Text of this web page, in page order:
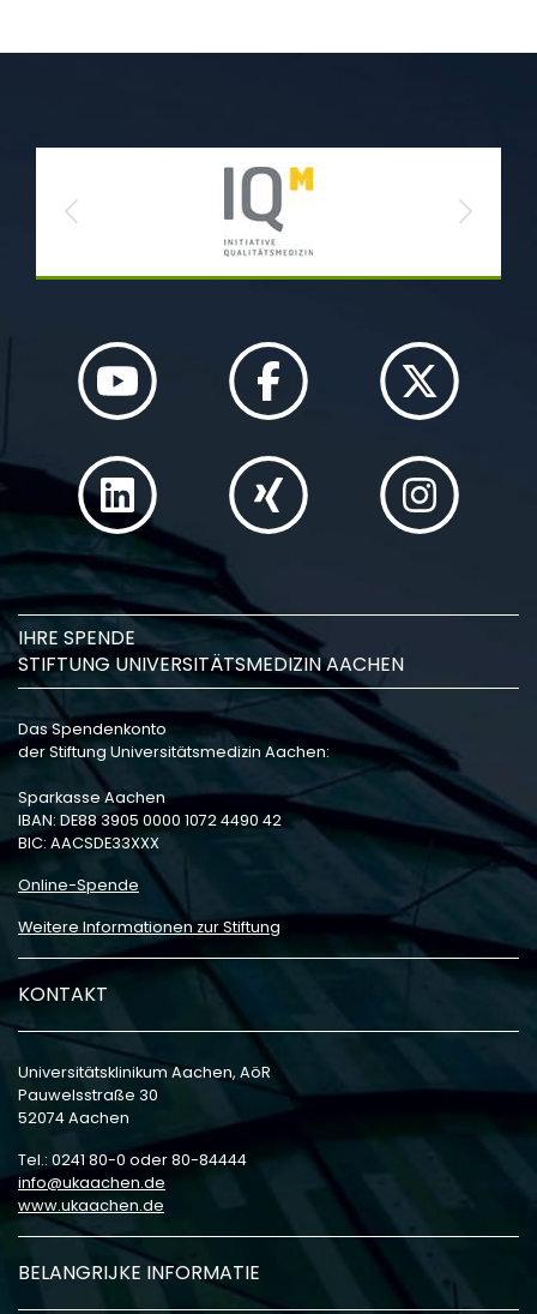
Previous Next
IHRE SPENDE
STIFTUNG UNIVERSITÄTSMEDIZIN AACHEN
Das Spendenkonto
der Stiftung Universitätsmedizin Aachen:
Sparkasse Aachen
IBAN: DE88 3905 0000 1072 4490 42
BIC: AACSDE33XXX
Online-Spende
Weitere Informationen zur Stiftung
KONTAKT
Universitätsklinikum Aachen, AöR
Pauwelsstraße 30
52074 Aachen
Tel.: 0241 80-0 oder 80-84444
info
ukaachen de
www.ukaachen.de
BELANGRIJKE INFORMATIE